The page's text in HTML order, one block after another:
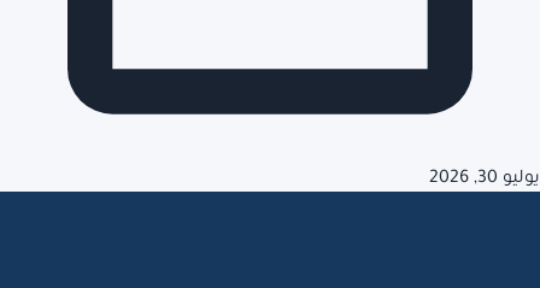
يوليو 30, 2026